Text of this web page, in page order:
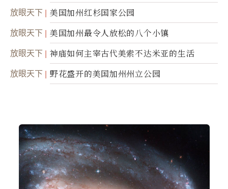
腐身
放眼天下 美国加州红杉国家公园
放眼天下 美国加州最令人放松的八个小镇
放眼天下 神庙如何主宰古代美索不达米亚的生活
放眼天下 野花盛开的美国加州州立公园